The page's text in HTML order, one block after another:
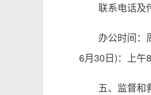
联系电话及
办公时间：
6月30日)：上午
五、监督和